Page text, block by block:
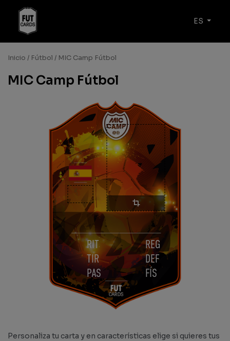
ES
Inicio / Fútbol / MIC Camp Fútbol
MIC Camp Fútbol
Personaliza tu carta y en características elige si quieres tus
RIT
TIR
PAS
REG
DEF
FÍS